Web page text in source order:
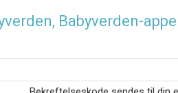
Babyverden-